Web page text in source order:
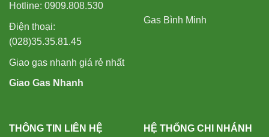
Hotline: 0909.808.530
Điện thoại:
(028)35.35.81.45
Giao gas nhanh giá rẻ nhất
Giao Gas Nhanh
Gas Bình Minh
THÔNG TIN LIÊN HỆ
HỆ THỐNG CHI NHÁNH